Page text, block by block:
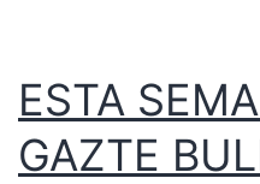
ESTA
GAZTE